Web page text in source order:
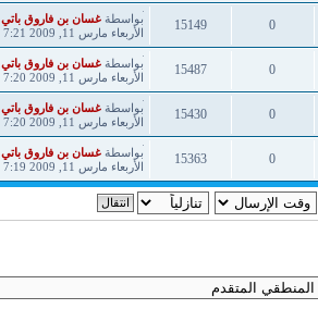
ردود
مشاهدات
0
15149
آخر
مشاركة
بواسطةغسان بن فاروق باتي
الأربعاء مارس 11, 2009 7:21 am
0
ردود
15487
مشاهدات
آخر
مشاركة
بواسطةغسان بن فاروق باتي
الأربعاء مارس 11, 2009 7:20 am
0
15430
آخر
مشاركة
بواسطةغسان بن فاروق باتي
الأربعاء مارس 11, 2009 7:20 am
0
ردود
15363
مشاهدات
آخر
مشاركة
بواسطةغسان بن فاروق باتي
الأربعاء مارس 11, 2009 7:19 am